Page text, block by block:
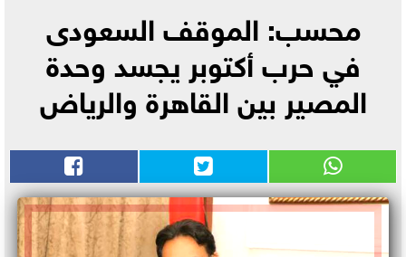
محسب: الموقف السعودى
في حرب أكتوبر يجسد وحدة
المصير بين القاهرة والرياض